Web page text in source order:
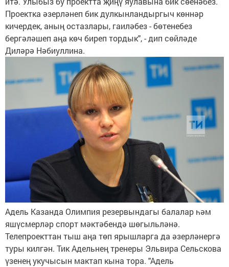
Проектка әзерләнеп бик дулкынландыргыч көннәр
кичердек, аның остазлары, гаиләбез - бөтенебез
бергәләшеп аңа көч биреп тордык", - дип сөйләде
Диләрә Нәбиуллина.
Адель Казанда Олимпия резервындагы балалар һәм
яшүсмерләр спорт мәктәбендә шөгыльләнә.
Телепроекттан тыш аңа төп ярышларга да әзерләнергә
туры килгән. Тик Адельнең тренеры Эльвира Сельскова
үзенең укучысын мактап кына тора. "Адель